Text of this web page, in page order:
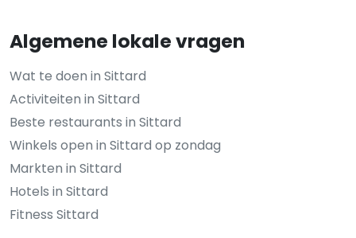
Algemene lokale vragen
Wat te doen in Sittard
Activiteiten in Sittard
Beste restaurants in Sittard
Winkels open in Sittard op zondag
Markten in Sittard
Hotels in Sittard
Fitness Sittard